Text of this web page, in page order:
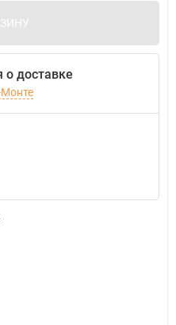
доставке